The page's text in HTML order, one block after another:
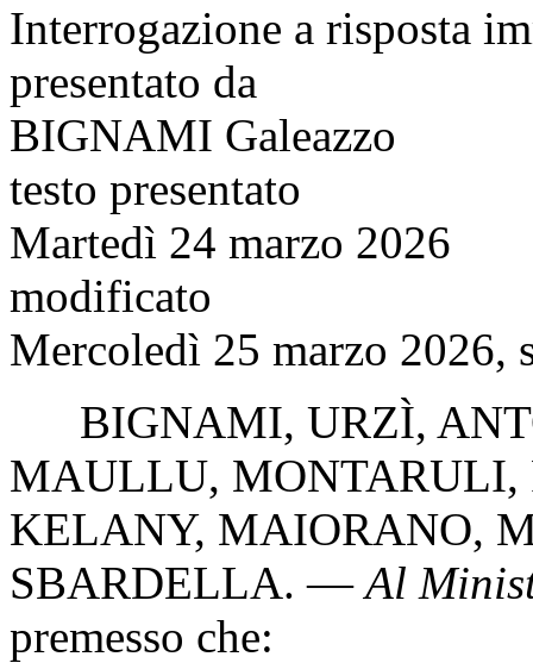
Interrogazione a risposta
presentato da
BIGNAMI Galeazzo
testo presentato
Martedì 24 marzo 2026
modificato
Mercoledì 25 marzo 2026,
BIGNAMI, URZÌ,
MAULLU, MONTARULI,
KELANY, MAIORANO,
SBARDELLA. — Al
premesso che: